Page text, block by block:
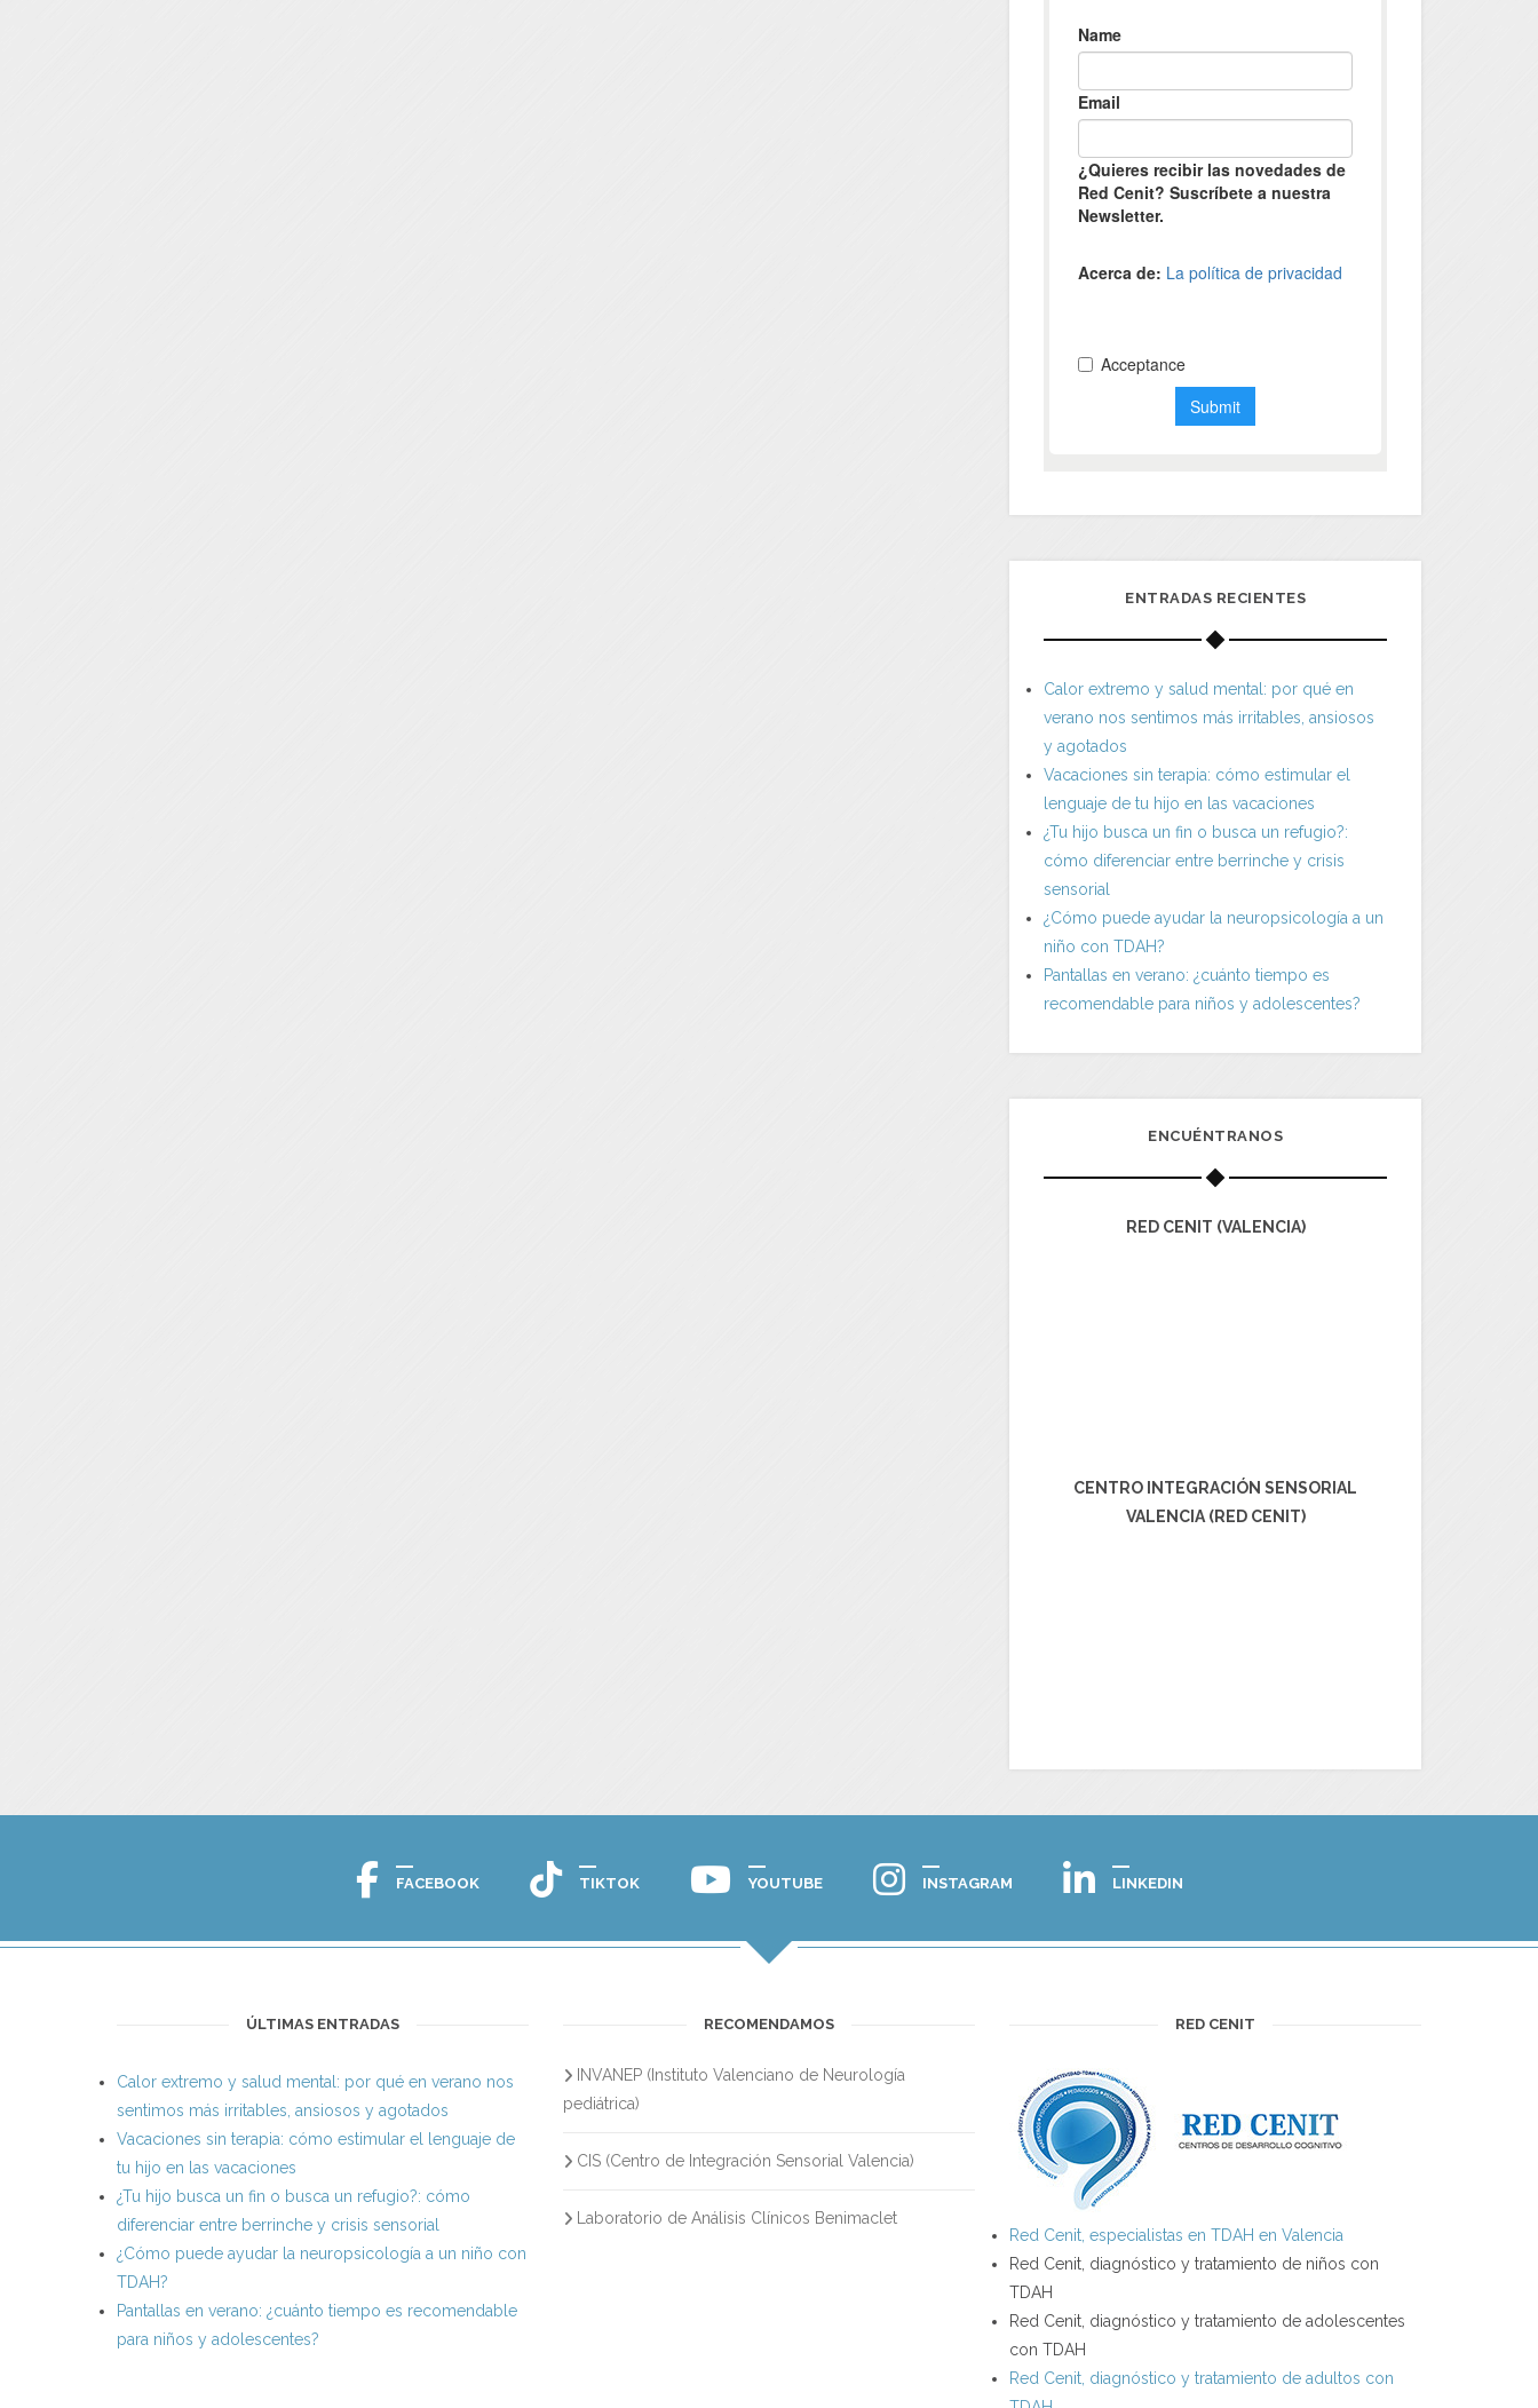
ENTRADAS RECIENTES
Calor extremo y salud mental: por qué en
verano nos sentimos más irritables, ansiosos
y agotados
Vacaciones sin terapia: cómo estimular el
lenguaje de tu hijo en las vacaciones
¿Tu hijo busca un fin o busca un refugio?:
cómo diferenciar entre berrinche y crisis
sensorial
¿Cómo puede ayudar la neuropsicología a un
niño con TDAH?
Pantallas en verano: ¿cuánto tiempo es
recomendable para niños y adolescentes?
ENCUÉNTRANOS
RED CENIT (VALENCIA)
CENTRO INTEGRACIÓN SENSORIAL
VALENCIA (RED CENIT)
FACEBOOK TIKTOK YOUTUBE INSTAGRAM LINKEDIN
ÚLTIMAS ENTRADAS
Calor extremo y salud mental: por qué en verano nos
sentimos más irritables, ansiosos y agotados
Vacaciones sin terapia: cómo estimular el lenguaje de
tu hijo en las vacaciones
¿Tu hijo busca un fin o busca un refugio?: cómo
diferenciar entre berrinche y crisis sensorial
¿Cómo puede ayudar la neuropsicología a un niño con
TDAH?
Pantallas en verano: ¿cuánto tiempo es recomendable
para niños y adolescentes?
RECOMENDAMOS
INVANEP (Instituto Valenciano de Neurología
pediátrica)
CIS (Centro de Integración Sensorial Valencia)
Laboratorio de Análisis Clínicos Benimaclet
RED CENIT
Red Cenit, especialistas en TDAH en Valencia
Red Cenit, diagnóstico y tratamiento de niños con
TDAH
Red Cenit, diagnóstico y tratamiento de adolescentes
con TDAH
Red Cenit, diagnóstico y tratamiento de adultos con